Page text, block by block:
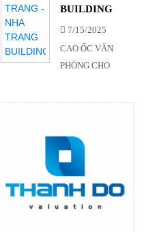
BUILDING
7/15/2025
CAO ỐC VĂN
PHÒNG CHO
BUILDING